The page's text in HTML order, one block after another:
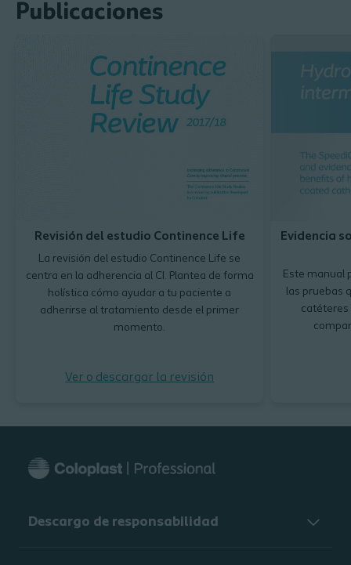
Publicaciones
Revisión del estudio Continence Life
La revisión del estudio Continence Life se
centra en la adherencia al CI. Plantea de forma
holística cómo ayudar a tu paciente a
adherirse al tratamiento desde el primer
momento.
Ver o descargar la revisión
Evidencia
Este manual
las pruebas
catéteres
Descargo de responsabilidad